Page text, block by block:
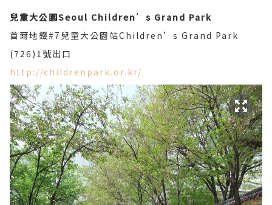
兒童大公園Seoul Children’s Grand Park
首爾地鐵#7兒童大公園站Children’s Grand Park
(726)1號出口
http://childrenpark.or.kr/